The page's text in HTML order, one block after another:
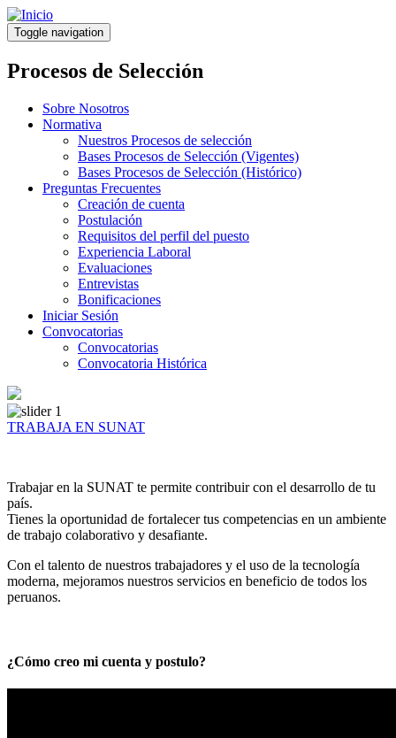
Pasar
al
contenido
principal
Toggle navigation
Procesos de Selección
Sobre Nosotros
Normativa
Nuestros Procesos de selección
Bases Procesos de Selección (Vigentes)
Bases Procesos de Selección (Histórico)
Preguntas Frecuentes
Creación de cuenta
Postulación
Requisitos del perfil del puesto
Experiencia Laboral
Evaluaciones
Entrevistas
Bonificaciones
Iniciar Sesión
Convocatorias
Convocatorias
Convocatoria Histórica
TRABAJA EN SUNAT
Trabajar en la SUNAT te permite contribuir con el desarrollo de tu
país.
Tienes la oportunidad de fortalecer tus competencias en un ambiente
de trabajo colaborativo y desafiante.
Con el talento de nuestros trabajadores y el uso de la tecnología
moderna, mejoramos nuestros servicios en beneficio de todos los
peruanos.
¿Cómo creo mi cuenta y postulo?